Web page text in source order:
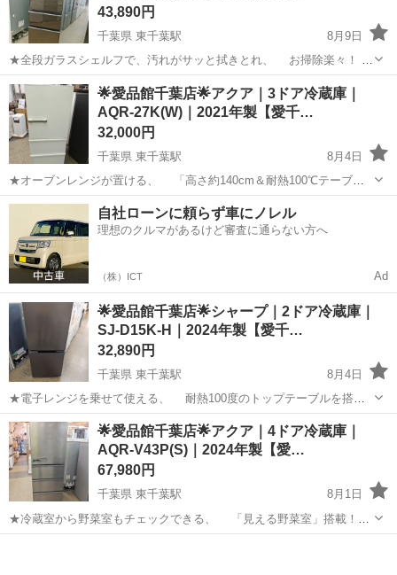
43,890円
千葉県 東千葉駅
8月9日
★全段ガラスシェルフで、汚れがサッと拭きとれ、 お掃除楽々！ ★
食品を凍らせず鮮度長持ち出来る、 「氷点下ストッカー」搭載！ ★
どこをつかんでも開けられる、 フリーアクセスデザインで使いやす
い冷蔵庫です♪ ...
千葉 千葉市 東千葉駅 キッチン家電 ドア
🌟愛品館千葉店🌟アクア｜3ドア冷蔵庫｜
AQR-27K(W)｜2021年製【愛千…
32,000円
千葉県 東千葉駅
8月4日
★オーブンレンジが置ける、 「高さ約140cm＆耐熱100℃テーブ
ル」採用！ ★「3ドア・独立野菜室&全段強化処理ガラス棚」搭載の、
使いやすい冷蔵庫です♪ ---------------------------...
千葉 千葉市 東千葉駅 キッチン家電
自社ローンに頼らず車にノレル
理想のクルマがあるけど審査に通らない方へ
（株）ICT Ad
🌟愛品館千葉店🌟シャープ｜2ドア冷蔵庫｜
SJ-D15K-H｜2024年製【愛千…
32,890円
千葉県 東千葉駅
8月4日
★電子レンジを乗せて使える、 耐熱100度のトップテーブルを搭
載！ ★ドアの開閉方向を自由につけかえ可能な、 「つけかえどっち
もドア」採用の冷蔵庫です♪ -----------------------------...
千葉 千葉市 東千葉駅 キッチン家電 ドア
🌟愛品館千葉店🌟アクア｜4ドア冷蔵庫｜
AQR-V43P(S)｜2024年製【愛…
67,980円
千葉県 東千葉駅
8月1日
★冷蔵室から野菜室もチェックできる、 「見える野菜室」搭載！
★60cm幅スリムで上まで届きやすい、 ローボディ設計の冷凍冷蔵